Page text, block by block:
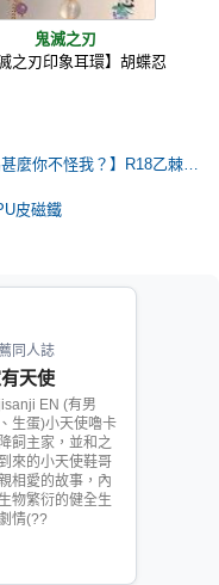
鬼滅之刃
滅之刃印象耳環】胡蝶忍
皮磁鐵
同人誌
天使
EN (有男
生蛋)小天使嚕卡
飼主家，並和之
來的小天使鞋哥
相愛的故事，內
物繁衍的健全生
情(??